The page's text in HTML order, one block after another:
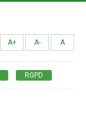
A+
A- A
RGPD